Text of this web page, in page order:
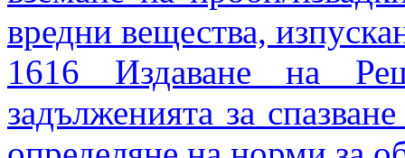
вредни вещества,
1616 Издаване на
задълженията за